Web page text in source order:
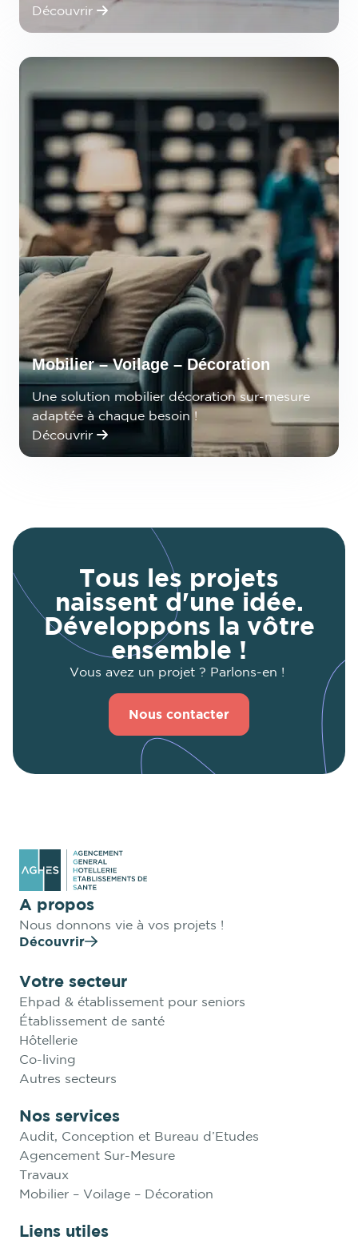
Découvrir
Mobilier – Voilage – Décoration
Une solution mobilier décoration sur-mesure
adaptée à chaque besoin !
Découvrir
Tous les projets
naissent d'une idée.
Développons la vôtre
ensemble !
Vous avez un projet ? Parlons-en !
Nous contacter
A propos
Nous donnons vie à vos projets !
Découvrir
Votre secteur
Ehpad & établissement pour seniors
Établissement de santé
Hôtellerie
Co-living
Autres secteurs
Nos services
Audit, Conception et Bureau d’Etudes
Agencement Sur-Mesure
Travaux
Mobilier – Voilage – Décoration
Liens utiles